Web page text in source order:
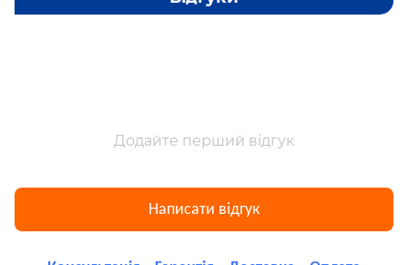
Додайте перший відгук
Написати відгук